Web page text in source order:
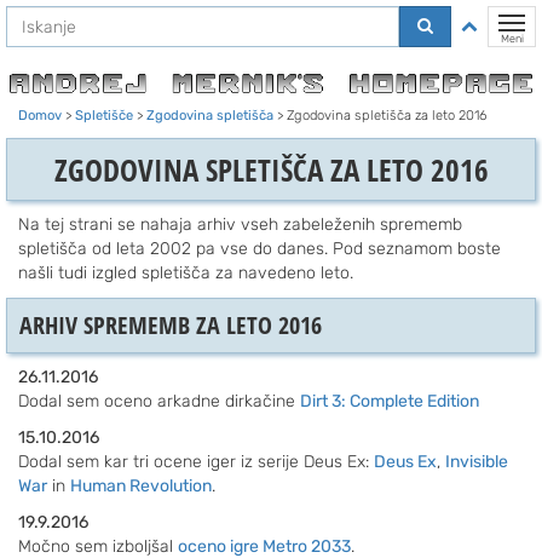
Na
vsebino
Meni
Domov > Spletišče > Zgodovina spletišča > Zgodovina spletišča za leto 2016
ZGODOVINA SPLETIŠČA ZA LETO 2016
Na tej strani se nahaja arhiv vseh zabeleženih sprememb
spletišča od leta 2002 pa vse do danes. Pod seznamom boste
našli tudi izgled spletišča za navedeno leto.
ARHIV SPREMEMB ZA LETO 2016
26.11.2016
Dodal sem oceno arkadne dirkačine Dirt 3: Complete Edition
15.10.2016
Dodal sem kar tri ocene iger iz serije Deus Ex: Deus Ex, Invisible
Warin Human Revolution.
19.9.2016
Močno sem izboljšal oceno igre Metro 2033.